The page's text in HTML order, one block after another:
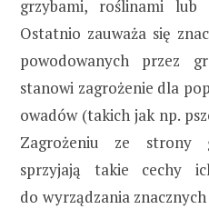
grzybami, roślinami lub
Ostatnio zauważa się
powodowanych przez
stanowi zagrożenie dla
owadów (takich jak np.
Zagrożeniu ze strony
sprzyjają takie cechy
do wyrządzania